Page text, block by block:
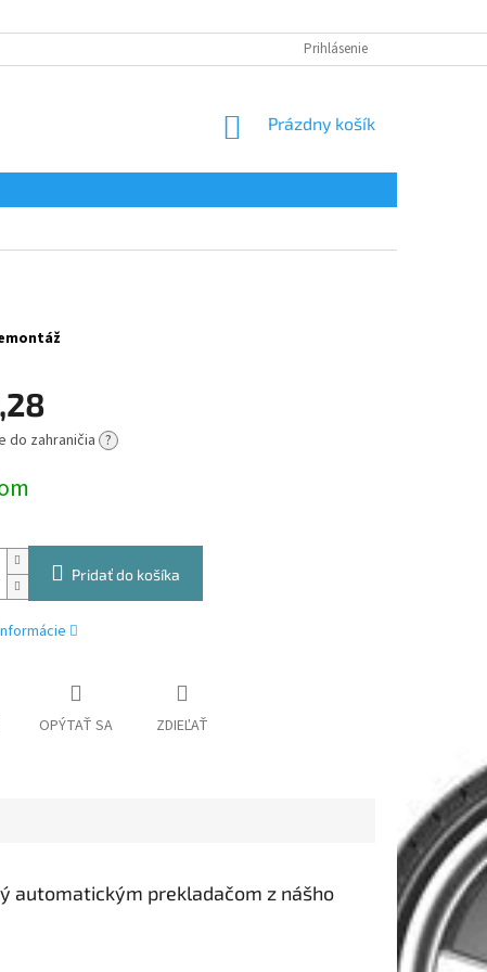
Prihlásenie
NÁKUPNÝ
Prázdny košík
do zahraničia ?
Pridať do košíka
OPÝTAŤ SA ZDIEĽAŤ